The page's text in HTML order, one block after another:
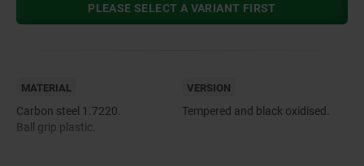
PLEASE SELECT A VARIANT FIRST
MATERIAL
Carbon steel 1.7220.
Ball grip plastic.
VERSION
Tempered and black oxidised.